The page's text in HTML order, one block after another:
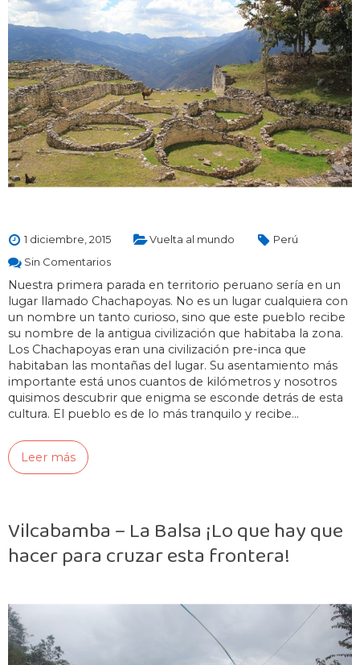
1 diciembre, 2015 Vuelta al mundo
Perú
Sin Comentarios
Nuestra primera parada en territorio peruano sería en un
lugar llamado Chachapoyas. No es un lugar cualquiera con
un nombre un tanto curioso, sino que este pueblo recibe
su nombre de la antigua civilización que habitaba la zona.
Los Chachapoyas eran una civilización pre-inca que
habitaban las montañas del lugar. Su asentamiento más
importante está unos cuantos de kilómetros y nosotros
quisimos descubrir que enigma se esconde detrás de esta
cultura. El pueblo es de lo más tranquilo y recibe…
Leer más
Vilcabamba – La Balsa ¡Lo que hay que
hacer para cruzar esta frontera!